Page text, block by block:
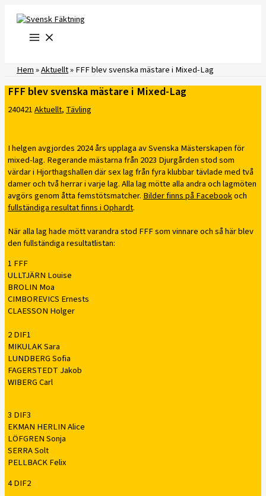
innehåll
Hem»Aktuellt»FFF blev svenska mästare i Mixed-Lag
FFF blev svenska mästare i Mixed-Lag
240421Aktuellt,Tävling
I helgen avgjordes 2024 års upplaga av Svenska Mästerskapen för
mixed-lag. Regerande mästarna från 2023 Djurgården stod som
värdar i Hjorthagshallen där sex lag från fyra klubbar tävlade med två
damer och två herrar i varje lag. Alla lag mötte alla andra och lagmöten
avgörs genom åtta femstötsmatcher. Bilder finns på Facebookoch
fullständiga resultat finns i Ophardt.
När alla lag hade mött varandra stod FFF som vinnare och så här blev
den fullständiga resultatlistan:
1 FFF
ULLTJÄRN Louise
BROLIN Moa
CIMBOREVICS Ernests
CLAESSON Holger
2 DIF1
MIKULAK Sara
LUNDBERG Sofia
FAGERSTEDT Jakob
WIBERG Carl
3 DIF3
EKMAN HERLIN Alice
LÖFGREN Sonja
SERRA Solt
PELLBACK Felix
4 DIF2